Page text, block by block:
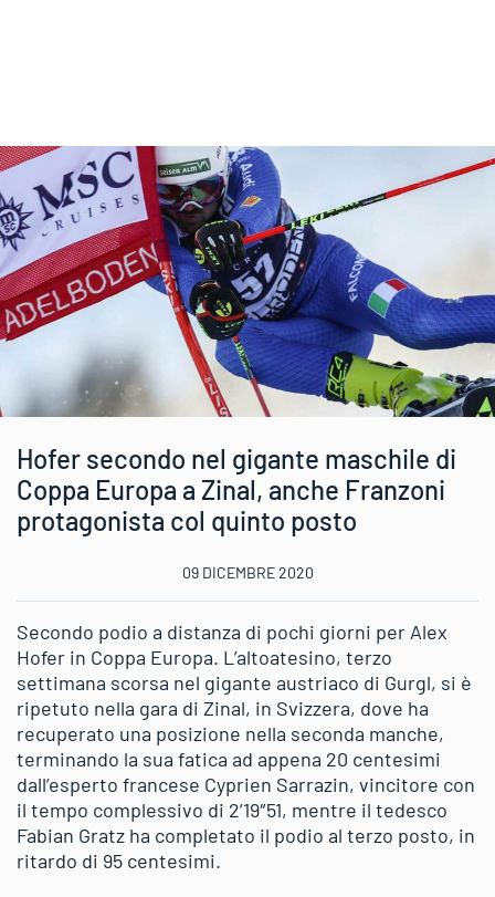
Hofer secondo nel gigante maschile di
Coppa Europa a Zinal, anche Franzoni
protagonista col quinto posto
09 DICEMBRE 2020
Secondo podio a distanza di pochi giorni per Alex
Hofer in Coppa Europa. L’altoatesino, terzo
settimana scorsa nel gigante austriaco di Gurgl, si è
ripetuto nella gara di Zinal, in Svizzera, dove ha
recuperato una posizione nella seconda manche,
terminando la sua fatica ad appena 20 centesimi
dall’esperto francese Cyprien Sarrazin, vincitore con
il tempo complessivo di 2’19″51, mentre il tedesco
Fabian Gratz ha completato il podio al terzo posto, in
ritardo di 95 centesimi.